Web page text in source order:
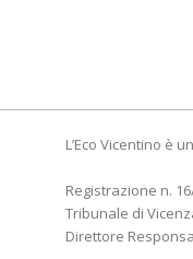
L’Eco Vicentino è
Registrazione n.
Tribunale di
Direttore